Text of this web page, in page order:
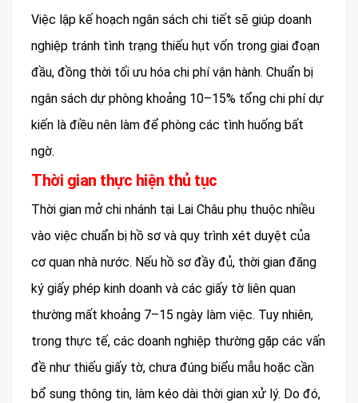
Việc lập kế hoạch ngân sách chi tiết sẽ giúp doanh
nghiệp tránh tình trạng thiếu hụt vốn trong giai đoạn
đầu, đồng thời tối ưu hóa chi phí vận hành. Chuẩn bị
ngân sách dự phòng khoảng 10–15% tổng chi phí dự
kiến là điều nên làm để phòng các tình huống bất
ngờ.
Thời gian thực hiện thủ tục
Thời gian mở chi nhánh tại Lai Châu phụ thuộc nhiều
vào việc chuẩn bị hồ sơ và quy trình xét duyệt của
cơ quan nhà nước. Nếu hồ sơ đầy đủ, thời gian đăng
ký giấy phép kinh doanh và các giấy tờ liên quan
thường mất khoảng 7–15 ngày làm việc. Tuy nhiên,
trong thực tế, các doanh nghiệp thường gặp các vấn
đề như thiếu giấy tờ, chưa đúng biểu mẫu hoặc cần
bổ sung thông tin, làm kéo dài thời gian xử lý. Do đó,